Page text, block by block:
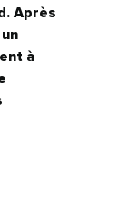
Après
à